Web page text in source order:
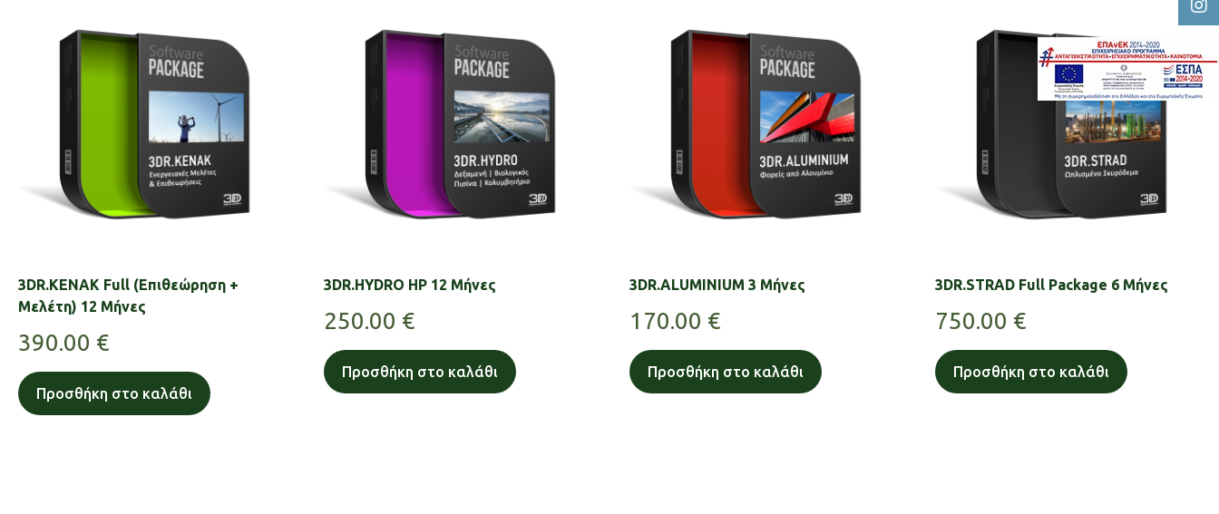
3DR.KENAK Full (Επιθεώρηση +
Μελέτη) 12 Μήνες
390.00 €
Προσθήκη στο καλάθι
3DR.HYDRO HP 12 Μήνες
250.00 €
Προσθήκη στο καλάθι
3DR.ALUMINIUM 3 Μήνες
170.00 €
Προσθήκη στο καλάθι
3DR.STRAD Full Package 6 Μήνες
750.00 €
Προσθήκη στο καλάθι